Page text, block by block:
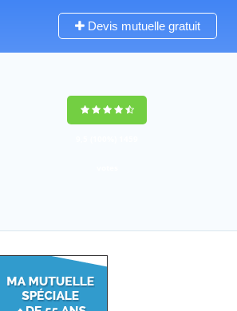
Devis mutuelle gratuit